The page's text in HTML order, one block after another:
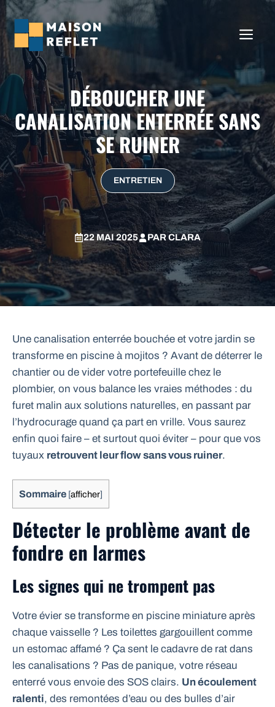
Aller
au
contenu
DÉBOUCHER UNE
CANALISATION ENTERRÉE SANS
SE RUINER
ENTRETIEN
22 MAI 2025 PARCLARA
Une canalisation enterrée bouchée et votre jardin se
transforme en piscine à mojitos ? Avant de déterrer le
chantier ou de vider votre portefeuille chez le
plombier, on vous balance les vraies méthodes : du
furet malin aux solutions naturelles, en passant par
l’hydrocurage quand ça part en vrille. Vous saurez
enfin quoi faire – et surtout quoi éviter – pour que vos
tuyaux retrouvent leur flow sans vous ruiner.
Sommaire [afficher]
Détecter le problème avant de
fondre en larmes
Les signes qui ne trompent pas
Votre évier se transforme en piscine miniature après
chaque vaisselle ? Les toilettes gargouillent comme
un estomac affamé ? Ça sent le cadavre de rat dans
les canalisations ? Pas de panique, votre réseau
enterré vous envoie des SOS clairs. Un écoulement
ralenti, des remontées d’eau ou des bulles d’air